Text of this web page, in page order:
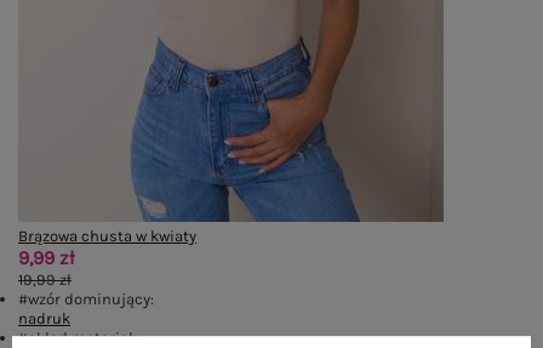
Brązowa chusta w kwiaty
9,99 zł
19,99 zł
#wzór dominujący:
nadruk
#skład materiału :